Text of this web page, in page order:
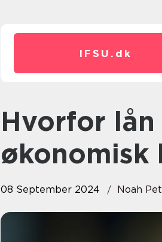
IFSU. dk
Hvorfor lån kan være en smart
økonomisk
08 September 2024 Noah